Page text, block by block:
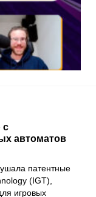
с
автоматов
патентные
(IGT),
игровых